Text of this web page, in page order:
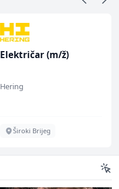
Električar (m/ž)
Hering
Široki Brijeg